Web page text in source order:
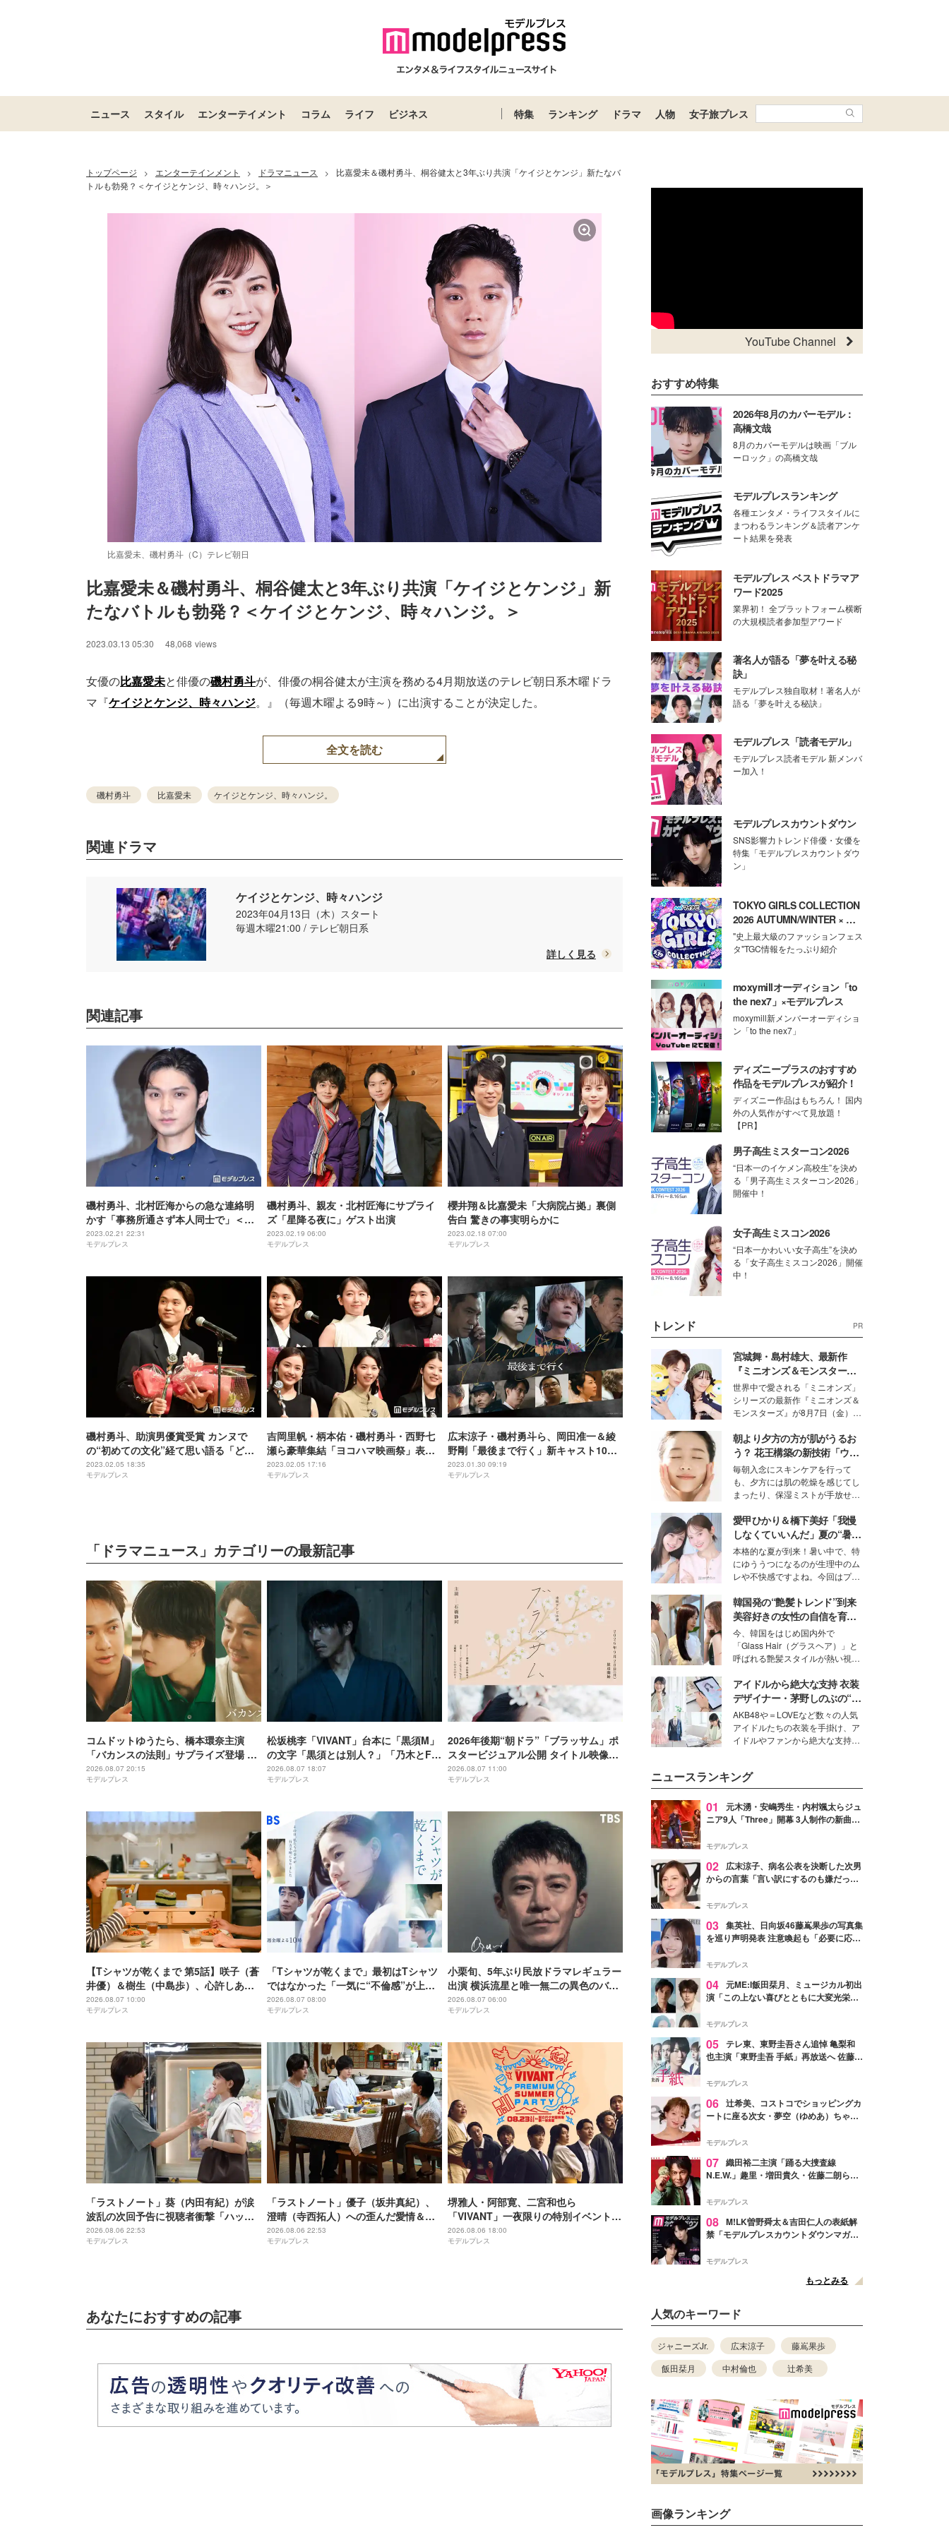
ニュース スタイル エンターテイメント コラム ライフ ビジネス 特集 ランキング ドラマ 人物 女子旅プレス
トップページ > エンターテインメント > ドラマニュース >
比嘉愛未＆磯村勇斗、桐谷健太と3年ぶり共演「ケイジとケンジ」新たなバ
トルも勃発？＜ケイジとケンジ、時々ハンジ。＞
比嘉愛未、磯村勇斗（C）テレビ朝日
Unmute / Loaded :
87.03%
比嘉愛未＆磯村勇斗、桐谷健太と3年ぶり共演「ケイジとケンジ」新
たなバトルも勃発？＜ケイジとケンジ、時々ハンジ。＞
2023.03.13 05:30 48,068 views
女優の比嘉愛未と俳優の磯村勇斗が、俳優の桐谷健太が主演を務める4月期放送のテレビ朝日系木曜ドラ
マ『ケイジとケンジ、時々ハンジ。』（毎週木曜よる9時～）に出演することが決定した。
全文を読む
磯村勇斗 比嘉愛未 ケイジとケンジ、時々ハンジ。
関連ドラマ
ケイジとケンジ、時々ハンジ
2023年04月13日（木）スタート
毎週木曜21:00 / テレビ朝日系
詳しく見る
関連記事
磯村勇斗、北村匠海からの急な連絡明
かす「事務所通さず本人同士で」＜
TikTok TOHO Film Festival 2022＞
2023.02.21 22:31
モデルプレス
磯村勇斗、親友・北村匠海にサプライ
ズ「星降る夜に」ゲスト出演
2023.02.19 06:00
モデルプレス
櫻井翔＆比嘉愛未「大病院占拠」裏側
告白 驚きの事実明らかに
2023.02.18 07:00
モデルプレス
磯村勇斗、助演男優賞受賞 カンヌで
の“初めての文化”経て思い語る「どう
しても俳優とか監督とかに目が行きが
ち」＜第44回ヨコハマ映画祭＞
2023.02.05 18:35
モデルプレス
吉岡里帆・柄本佑・磯村勇斗・西野七
瀬ら豪華集結「ヨコハマ映画祭」表彰
式3年ぶり開催＜第44回ヨコハマ映画祭
＞
2023.02.05 17:16
モデルプレス
広末涼子・磯村勇斗ら、岡田准一＆綾
野剛「最後まで行く」新キャスト10人
一挙解禁
2023.01.30 09:19
モデルプレス
「ドラマニュース」カテゴリーの最新記事
コムドットゆうたら、橋本環奈主演
「バカンスの法則」サプライズ登場 ひ
ゅうがは連ドラ初出演
2026.08.07 20:15
モデルプレス
松坂桃李「VIVANT」台本に「黒須M」
の文字「黒須とは別人？」「乃木とFみ
たいな感じかな？」と考察白熱
2026.08.07 18:07
モデルプレス
2026年後期“朝ドラ”「ブラッサム」ポ
スタービジュアル公開 タイトル映像担
当・ドラマの語りも決定
2026.08.07 11:00
モデルプレス
【Tシャツが乾くまで 第5話】咲子（蒼
井優）＆樹生（中島歩）、心許しあえ
る関係に 事故から一年・新たな章の幕
上がる
2026.08.07 10:00
モデルプレス
「Tシャツが乾くまで」最初はTシャツ
ではなかった「一気に“不倫感”が上が
りませんか？」タイトル決定の裏側＆
物語に仕掛けたユニークな視点【脚本
2026.08.07 08:00
モデルプレス
小栗旬、5年ぶり民放ドラマレギュラー
出演 横浜流星と唯一無二の異色のバデ
ィで初共演【LOST10】
2026.08.07 06:00
モデルプレス
「ラストノート」葵（内田有紀）が涙
波乱の次回予告に視聴者衝撃「ハッピ
ーエンドに進むのかと思ったのに」
「不穏すぎる」【ネタバレあり】
2026.08.06 22:53
モデルプレス
「ラストノート」優子（坂井真紀）、
澄晴（寺西拓人）への歪んだ愛情＆執
着浮き彫りに「完全にホラー」「目に
光がない」【ネタバレあり】
2026.08.06 22:53
モデルプレス
堺雅人・阿部寛、二宮和也ら
「VIVANT」一夜限りの特別イベント出
演者11人解禁
2026.08.06 18:00
モデルプレス
あなたにおすすめの記事
YouTube Channel
おすすめ特集
2026年8月のカバーモデル：
高橋文哉
8月のカバーモデルは映画「ブル
ーロック」の高橋文哉
モデルプレスランキング
各種エンタメ・ライフスタイルに
まつわるランキング＆読者アンケ
ート結果を発表
モデルプレス ベストドラマア
ワード2025
業界初！ 全プラットフォーム横断
の大規模読者参加型アワード
著名人が語る「夢を叶える秘
訣」
モデルプレス独自取材！著名人が
語る「夢を叶える秘訣」
モデルプレス「読者モデル」
モデルプレス読者モデル 新メンバ
ー加入！
モデルプレスカウントダウン
SNS影響力トレンド俳優・女優を
特集「モデルプレスカウントダウ
ン」
TOKYO GIRLS COLLECTION
2026 AUTUMN/WINTER × モ
デルプレス
"史上最大級のファッションフェス
タ"TGC情報をたっぷり紹介
moxymillオーディション「to
the nex7」×モデルプレス
moxymill新メンバーオーディショ
ン「to the nex7」
ディズニープラスのおすすめ
作品をモデルプレスが紹介！
ディズニー作品はもちろん！ 国内
外の人気作がすべて見放題！
【PR】
男子高生ミスターコン2026
“日本一のイケメン高校生”を決め
る「男子高生ミスターコン2026」
開催中！
女子高生ミスコン2026
“日本一かわいい女子高生”を決め
る「女子高生ミスコン2026」開催
中！
トレンド PR
宮城舞・島村雄大、最新作
『ミニオンズ＆モンスター
ズ』の魅力熱弁 ハチャメチャ
だけじゃない“友情と絆”に感
動
世界中で愛される「ミニオンズ」
シリーズの最新作『ミニオンズ＆
モンスターズ』が8月7日（金）に
ニオン好き”という共通点を持つモ
デルの宮城舞と島村雄大の特別対
談をお届け！それぞれの視点か
ら、今作ならではの魅力や予想外
の感動をもたらす奥深いストーリ
ーについて熱く語り合ってもらっ
た。
朝より夕方の方が肌がうるお
う？ 花王構築の新技術「ウォ
ーターキャプチャリングスキ
ン（捕水肌）」がスキンケア
の常識を変える予感
毎朝入念にスキンケアを行って
も、夕方には肌の乾燥を感じてし
まったり、保湿ミストが手放せな
な美容の常識を大きく変える可能
性を秘めた、革新的な「Water
Capturing Skin（ウォーターキャ
プチャリングスキン：捕水肌）」
技術を、花王が構築した。
愛甲ひかり＆橋下美好「我慢
しなくていいんだ」夏の“暑さ
対策”の新しい選択肢とは？
本格的な夏が到来！暑い中で、特
にゆううつになるのが生理中のム
レや不快感ですよね。今回はプラ
モデル・愛甲ひかりさんと橋下美
好さんを迎えて本音で女子会トー
ク。猛暑のお出かけを快適に過ご
すヒントや、2人が感動した夏の
生理の新常識にも迫りました。
韓国発の“艶髪トレンド”到来
美容好きの女性の自信を育む
「ヘアケア事情」って？
今、韓国をはじめ国内外で
「Glass Hair（グラスヘア）」と
呼ばれる艶髪スタイルが熱い視線
ションの完成度を高めるベースと
して、“髪そのものの美しさ”に改
めて注目する人が増えている様
子。今回は、そんな憧れの艶やか
な髪を日常で叶える、美容好きの
女性たちのヘアケア事情を紹介し
アイドルから絶大な支持 衣装
デザイナー・茅野しのぶの“可
愛い”を作る美学＜「シチズン
クロスシー」インタビュー＞
AKB48や＝LOVEなど数々の人気
アイドルたちの衣装を手掛け、ア
イドルやファンから絶大な支持を
ター・茅野しのぶ。一人ひとりの
個性に寄り添い、魅力を引き出す
衣装作りは、多くの女性たちに勇
気と自信を与え続けている。
ニュースランキング
01
元木湧・安嶋秀生・内村颯太らジュ
ニア9人「Three」開幕 3人制作の新曲＆
進んで夢を掴みたい」【ゲネプロレポ】
モデルプレス
02
広末涼子、病名公表を決断した次男
からの言葉「言い訳にするのも嫌だっ
モデルプレス
03 集英社、日向坂46藤嶌果歩の写真集
を巡り声明発表 注意喚起も「必要に応じ
モデルプレス
04 元ME:I飯田栞月、ミュージカル初出
演「この上ない喜びとともに大変光栄」
ャスト発表
モデルプレス
05 テレ東、東野圭吾さん追悼 亀梨和
也主演「東野圭吾 手紙」再放送へ 佐藤隆
モデルプレス
06 辻希美、コストコでショッピングカ
ートに座る次女・夢空（ゆめあ）ちゃん
ぎ」「成長を感じる」の声
モデルプレス
07 織田裕二主演「踊る大捜査線
N.E.W.」趣里・増田貴久・佐藤二朗ら新
徴する“謎のキーワード”も
モデルプレス
08 M!LK曽野舜太＆吉田仁人の表紙解
禁「モデルプレスカウントダウンマガジ
モデルプレス
もっとみる
人気のキーワード
ジャニーズJr. 広末涼子
藤嶌果歩
飯田栞月
中村倫也 辻希美
画像ランキング